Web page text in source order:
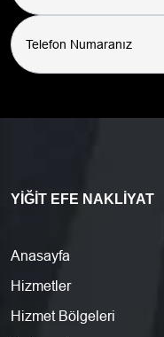
YIĞIT EFE NAKLIYAT
Anasayfa
Hizmetler
Hizmet Bölgeleri